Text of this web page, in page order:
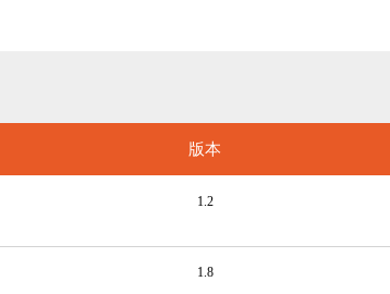
版本
1.2
1.8